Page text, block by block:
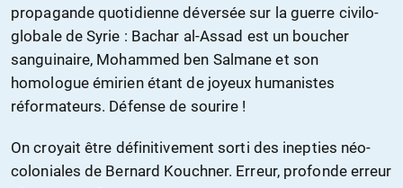
propagande quotidienne déversée sur la guerre civilo-
globale de Syrie : Bachar al-Assad est un boucher
sanguinaire, Mohammed ben Salmane et son
homologue émirien étant de joyeux humanistes
réformateurs. Défense de sourire !
On croyait être définitivement sorti des inepties néo-
coloniales de Bernard Kouchner. Erreur, profonde erreur